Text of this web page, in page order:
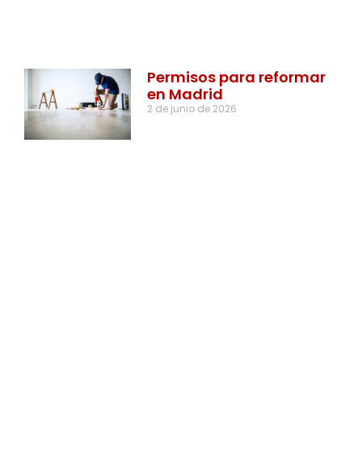
Permisos para reformar
en Madrid
2 de junio de 2026